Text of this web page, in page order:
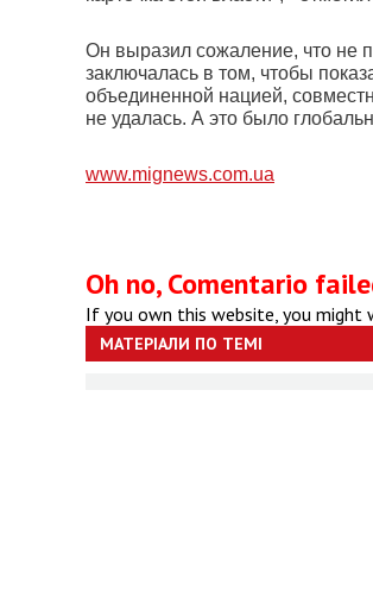
Он выразил сожаление, что не
заключалась в том, чтобы
объединенной нацией,
не удалась. А это было
www.mignews.com.ua
Oh no, Comentario
If you own this website, you
МАТЕРІАЛИ ПО ТЕМІ